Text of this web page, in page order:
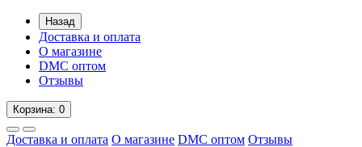
Назад
Доставка и оплата
О магазине
DMC оптом
Отзывы
Корзина: 0
Доставка и оплата О магазине DMC оптом Отзывы